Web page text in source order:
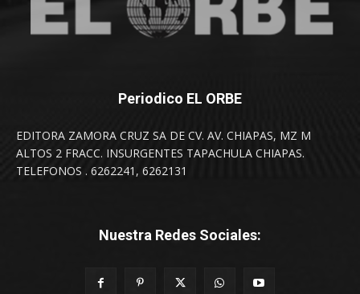
Periodico EL ORBE
EDITORA ZAMORA CRUZ SA DE CV. AV. CHIAPAS, MZ M
ALTOS 2 FRACC. INSURGENTES TAPACHULA CHIAPAS.
TELEFONOS . 6262241, 6262131
Nuestra Redes Sociales: